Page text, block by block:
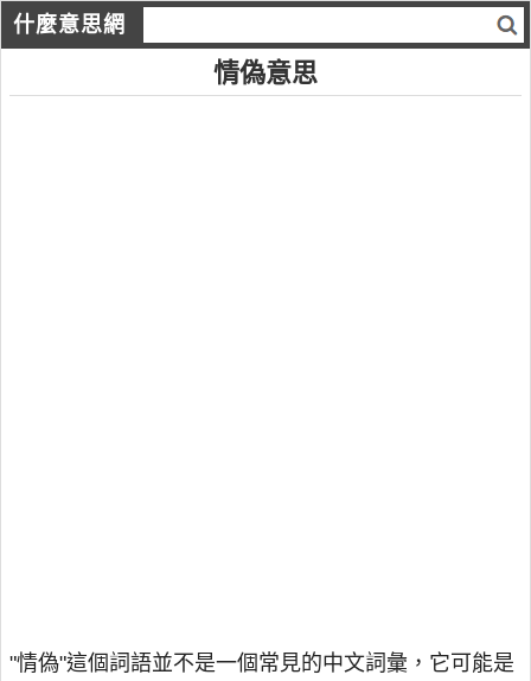
什麼意思網
情偽意思
"情偽"這個詞語並不是一個常見的中文詞彙，它可能是